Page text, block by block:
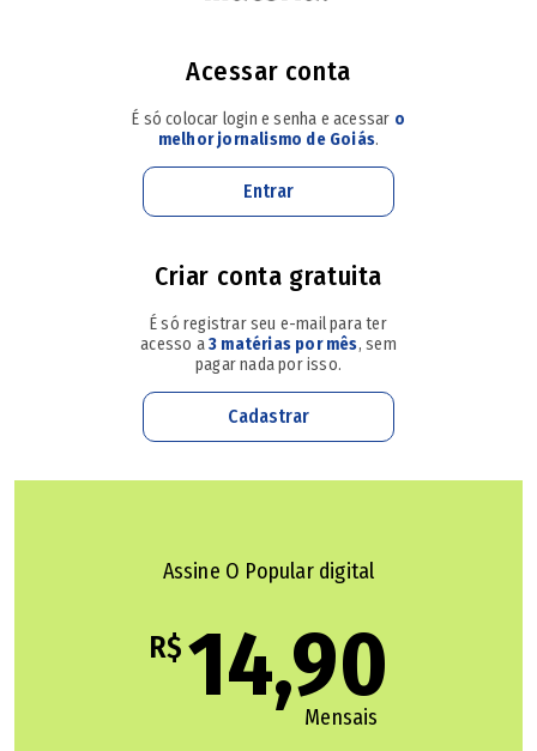
do PSOL, e já perdeu a eleição municipal para Ricardo
Fernando Haddad vai de novo para o sacrifício?
E no Rio? Grandes nomes do PT, ou remetem ao passado,
como Washington Quaquá, prefeito de Maricá e pai do
presidente do partido no Estado, Diego Zeidan. Ok, Wilson
Witzel foi eleito governador da noite para o dia, na onda
novidadeira e antissistema de Jair Bolsonaro em 2018,
mas Lula nem é novidade nem antissistema para repetir o
dele próprio.
neófito na política e foi empurrado pela mesma onda em
Minas em 2018, mas mantém popularidade alta e o
comando de um poderoso colégio eleitoral, famoso pela
máxima de que só vira presidente quem ganha em Minas.
O favorito ao governo é o senador Cleitinho, do
Acessar conta
É só colocar login e senha e acessar o
melhor jornalismo de Goiás.
Entrar
Criar conta gratuita
É só registrar seu e-mail para ter
acesso a3 matérias por mês, sem
pagar nada por isso.
Cadastrar
Assine O Popular digital
R$ 14,90
Mensais